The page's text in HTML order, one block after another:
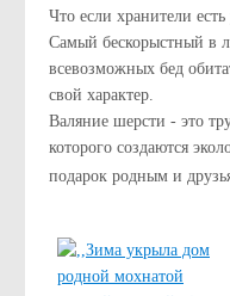
Что если хранители
Самый бескорыстный в
всевозможных бед
свой характер.
Валяние шерсти - это
которого создаются
подарок родным и